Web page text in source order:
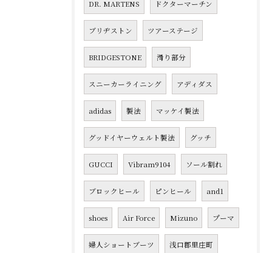
DR. MARTENS ドクターマーチン
ブリヂストン ツアーステージ
BRIDGESTONE 滑り部分
スニーカーライニング アディダス
adidas 製法 マッケイ製法
グッドイヤーウェルト製法 グッチ
GUCCI Vibram9104 ソール割れ
ブロックヒール ピンヒール and1
shoes Air Force Mizuno プーマ
婦人ショートブーツ 浅口郡里庄町